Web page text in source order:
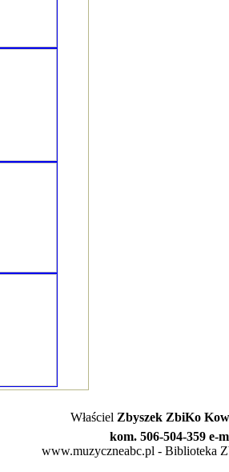
Właściel Zbyszek ZbiKo
kom. 506-504-359 e-
www.muzyczneabc.pl - Biblioteka